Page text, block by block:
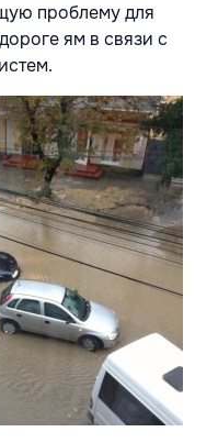
проблему для
ям в связи с